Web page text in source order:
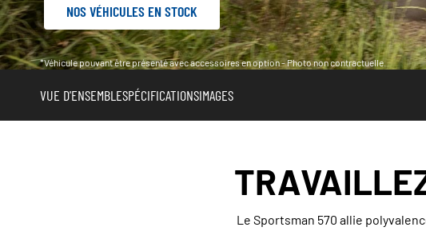
NOS VÉHICULES EN STOCK
*Véhicule pouvant être présenté avec accessoires en option - Photo non contractuelle.
VUE D'ENSEMBLESPÉCIFICATIONSIMAGES
Le Sportsman 570 allie